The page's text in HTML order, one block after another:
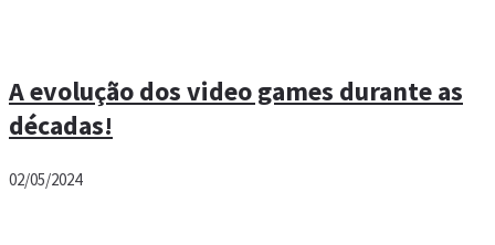
A evolução dos video games durante as
décadas!
02/05/2024